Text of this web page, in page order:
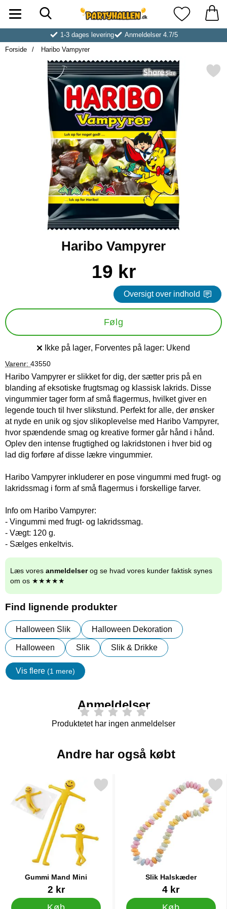
Startside for Partyhallen AB Mine
1-3 dages levering
Anmeldelser 4.7/5
Forside
Haribo Vampyrer
Markér haribo
Haribo Vampyrer
Køb dette produkt Haribo Vampyrer
pris
19 kr
Oversigt over indhold
Følg
Produkttilgængelighed:
Ikke på lager, Forventes på lager: Ukend
Varenr: 43550
Haribo Vampyrer er slikket for dig, der sætter pris på en
blanding af eksotiske frugtsmag og klassisk lakrids. Disse
vingummier tager form af små flagermus, hvilket giver en
legende touch til hver slikstund. Perfekt for alle, der ønsker
at nyde en unik og sjov slikoplevelse med Haribo Vampyrer,
hvor spændende smag og kreative former går hånd i hånd.
Oplev den intense frugtighed og lakridstonen i hver bid og
lad dig forføre af disse lækre vingummier.
Haribo Vampyrer inkluderer en pose vingummi med frugt- og
lakridssmag i form af små flagermus i forskellige farver.
Info om Haribo Vampyrer:
- Vingummi med frugt- og lakridssmag.
- Vægt: 120 g.
- Sælges enkeltvis.
Læs vores anmeldelserog se hvad vores kunder faktisk synes
om os ★★★★★
Find lignende produkter
Halloween Slik Halloween Dekoration
Halloween Slik Slik & Drikke
Vis flere (1 mere)
Egenskaper
Anmeldelser
Produktetet har ingen anmeldelser
Andre har også købt
Gummi Mand Mini
Varenr 124832 kr
Markér gummi Mand Mini som favorit
Slik Halskæder
Varenr 107394 kr
Markér slik